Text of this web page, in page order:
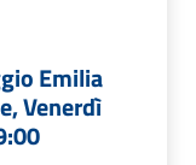
Emilia
Venerdì